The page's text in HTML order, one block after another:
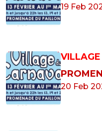
19 Feb
20 Feb